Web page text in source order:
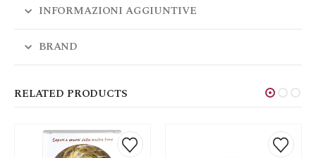
INFORMAZIONI AGGIUNTIVE
BRAND
RELATED PRODUCTS